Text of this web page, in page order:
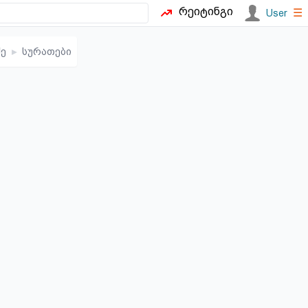
რეიტინგი User ☰
▸ სურათები